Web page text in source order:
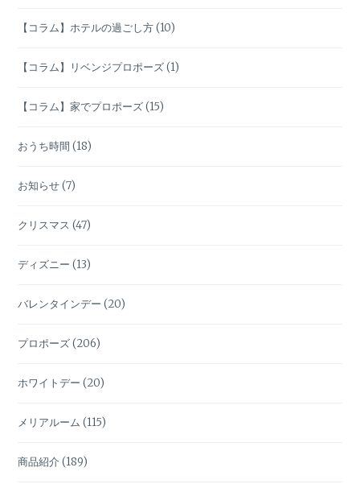
【コラム】ホテルの過ごし方(10)
【コラム】リベンジプロポーズ(1)
【コラム】家でプロポーズ(15)
おうち時間 (18)
お知らせ(7)
クリスマス (47)
ディズニー (13)
バレンタインデー (20)
プロポーズ(206)
ホワイトデー (20)
メリアルーム (115)
商品紹介 (189)